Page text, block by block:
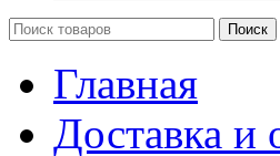
Поиск
Главная
Доставка и